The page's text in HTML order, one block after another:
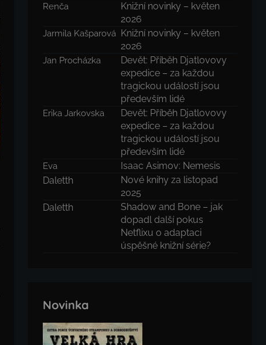
Renča
Knižní novinky – květen
2026
Jarmila Kašparová Knižní novinky – květen
2026
Jan Procházka
Devět: Příběh Djatlovovy
expedice – za každou
tragickou událostí jsou
především lidé
Erika Jarkovska
Devět: Příběh Djatlovovy
expedice – za každou
tragickou událostí jsou
především lidé
Eva
Isaac Asimov: Nemesis
Daletth
Nové knihy za listopad
2025
Daletth
Shadow and Bone – jak
dopadl další pokus
Netflixu o adaptaci
úspěšné knižní série?
Novinka